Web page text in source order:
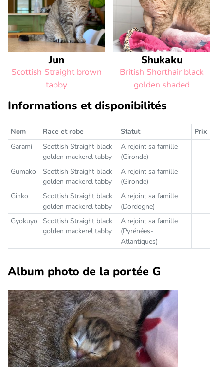
Jun
Scottish Straight brown
tabby
Shukaku
British Shorthair black
golden shaded
Informations et disponibilités
Nom Race et robe Statut
Prix
Garami
Scottish Straight black
golden mackerel tabby
A rejoint sa famille
(Gironde)
Gumako
Scottish Straight black
golden mackerel tabby
A rejoint sa famille
(Gironde)
Ginko
Scottish Straight black
golden mackerel tabby
A rejoint sa famille
(Dordogne)
Gyokuyo
Scottish Straight black
golden mackerel tabby
A rejoint sa famille
(Pyrénées-
Atlantiques)
Album photo de la portée G